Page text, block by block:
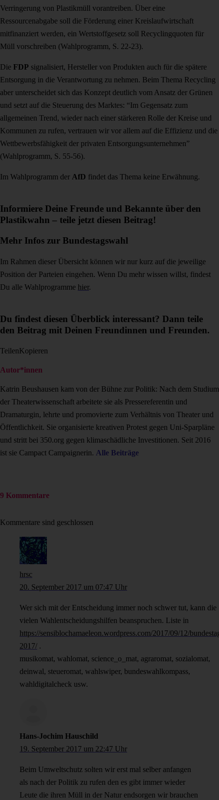
Verringerung von Plastikmüll vorantreiben. Über eine
Ressourcenabgabe soll die Förderung einer Kreislaufwirtschaft
mitfinanziert werden, ein Wertstoffgesetz soll Recyclingquoten für
Müll vorschreiben (Wahlprogramm, S. 22-23).
Die FDP signalisiert, Hersteller von Produkten auch für die spätere
Entsorgung in die Verantwortung zu nehmen. Beim Thema Recycling
aber unterscheidet sich das Konzept deutlich vom Ansatz der Grünen
und setzt auf die Steuerung des Marktes: “Im Gegensatz zum
allgemeinen Trend, wieder nach einer stärkeren Rolle der Kreise und
Kommunen zu rufen, vertrauen wir vor allem auf die Effizienz und die
Wettbewerbsfähigkeit der privaten Entsorgungsunternehmen”
(Wahlprogramm, S. 55-56).
Im Wahlprogramm der AfD findet das Thema keine Erwähnung.
Informiere Deine Freunde und Bekannte über den
Plastikwahn – teile jetzt diesen Beitrag!
Mehr Infos zur Bundestagswahl
Im Rahmen dieser Übersicht können wir nur kurz auf die jeweilige
Position der Parteien eingehen. Wenn Du mehr wissen willst, findest
Du alle Wahlprogramme hier.
Du findest diesen Überblick interessant? Dann teile
den Beitrag mit Deinen Freundinnen und Freunden.
TeilenKopieren
Autor*innen
Katrin Beushausen kam von der Bühne zur Politik: Nach dem Studium
der Theaterwissenschaft arbeitete sie als Pressereferentin und
Dramaturgin, lehrte und promovierte zum Verhältnis von Theater und
Öffentlichkeit. Sie organisierte kreativen Protest gegen Uni-Sparpläne
und stritt bei 350.org gegen klimaschädliche Investitionen. Seit 2016
ist sie Campact Campaignerin. Alle Beiträge
9 Kommentare
Kommentare sind geschlossen
hrsc
20. September 2017 um 07:47 Uhr
Wer sich mit der Entscheidung immer noch schwer tut, kann die
vielen Wahlentscheidungshilfen beanspruchen. Liste in
https://sensiblochamaeleon.wordpress.com/2017/09/12/
2017/ .
musikomat, wahlomat, science_o_mat, agraromat, sozialomat,
deinwal, steueromat, wahlswiper, bundeswahlkompass,
wahldigitalcheck usw.
Hans-Jochim Hauschild
19. September 2017 um 22:47 Uhr
Beim Umweltschutz solten wir erst mal selber anfangen
als nach der Politik zu rufen den es gibt immer wieder
Leute die ihren Müll in der Natur endsorgen wir brauchen